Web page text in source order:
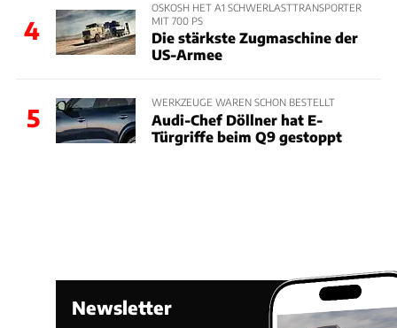
4
OSKOSH HET A1 SCHWERLASTTRANSPORTER
MIT 700 PS
Die stärkste Zugmaschine der
US-Armee
5
WERKZEUGE WAREN SCHON BESTELLT
Audi-Chef Döllner hat E-
Türgriffe beim Q9 gestoppt
Newsletter